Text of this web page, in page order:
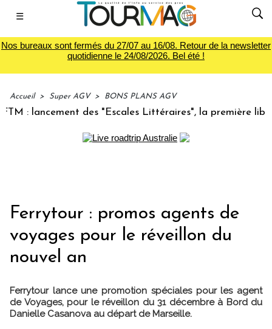
☰
Nos bureaux sont fermés du 27/07 au 16/08. Retour de la newsletter
quotidienne le 24/08/2026. Bel été !
Accueil > Super AGV > BONS PLANS AGV
: lancement des "Escales Littéraires", la première
Ferrytour : promos agents de
voyages pour le réveillon du
nouvel an
Ferrytour lance une promotion spéciales pour les agent
de Voyages, pour le réveillon du 31 décembre à Bord du
Danielle Casanova au départ de Marseille.